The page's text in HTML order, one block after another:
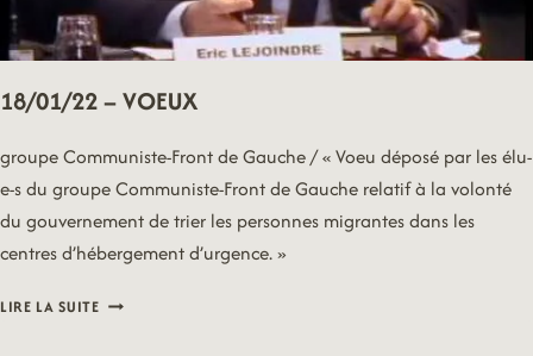
18/01/22 – VOEUX
groupe Communiste-Front de Gauche / « Voeu déposé par les élu-
e-s du groupe Communiste-Front de Gauche relatif à la volonté
du gouvernement de trier les personnes migrantes dans les
centres d’hébergement d’urgence. »
LIRE LA SUITE18/01/22